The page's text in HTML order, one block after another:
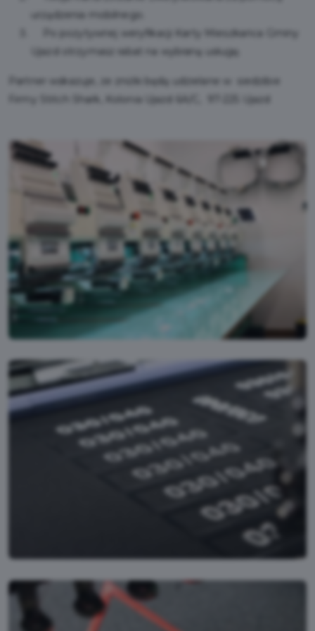
urządzenia mobilnego.
Po pozytywnej weryfikacji Karty Mieszkańca Gminy
Ujazd otrzymasz rabat na wybraną usługę.
Partner wskazuje, że zniżki będą udzielane w siedzibie
Firmy Stitch Shark, Kolonia Ujazd 6A/C, 97-225 Ujazd